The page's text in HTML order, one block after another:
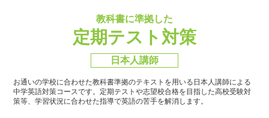
教科書に準拠した
定期テスト対策
日本人講師
お通いの学校に合わせた教科書準拠のテキストを用いる日本人講師による
中学英語対策コースです。 定期テストや志望校合格を目指した高校受験対
策等、学習状況に合わせた指導で英語の苦手を解消します。